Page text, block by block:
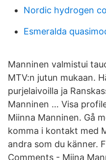
Nordic hydrogen
Esmeralda
Manninen valmistui
MTV:n jutun mukaan.
purjelaivoilla ja
Manninen … Visa
Miinna Manninen. Gå
komma i kontakt med
andra som du känner.
Comments - Miina